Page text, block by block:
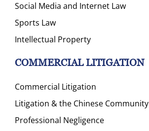
Social Media and Internet Law
Sports Law
Intellectual Property
COMMERCIAL LITIGATION
Commercial Litigation
Litigation & the Chinese Community
Professional Negligence